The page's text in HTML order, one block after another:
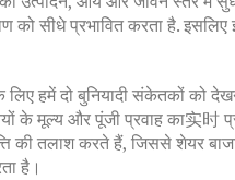
को सीधे प्रभावित करता है.इसलिए
हमें दो बुनियादी संकेतकों को
के मूल्य और पूंजी प्रवाह का实时
की तलाश करते हैं, जिससे शेयर
है।